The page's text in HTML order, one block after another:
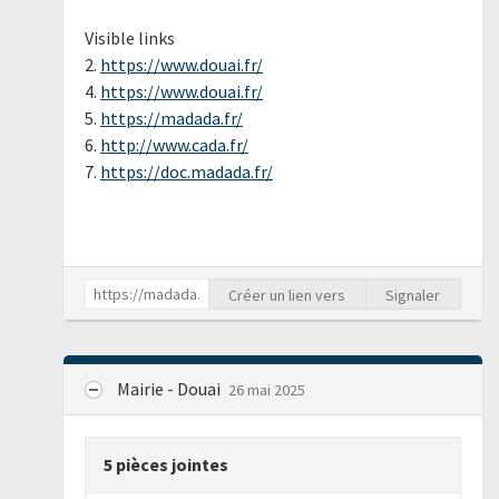
Visible links
2. https://www.douai.fr/
4. https://www.douai.fr/
5. https://madada.fr/
6. http://www.cada.fr/
7. https://doc.madada.fr/
Créer un lien vers Signaler
Mairie - Douai 26 mai 2025
5 pièces jointes